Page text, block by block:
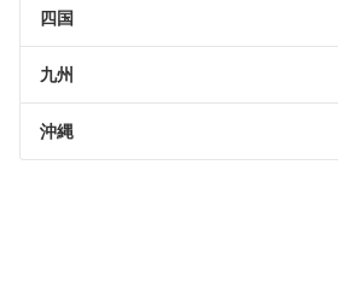
四国
九州
沖縄